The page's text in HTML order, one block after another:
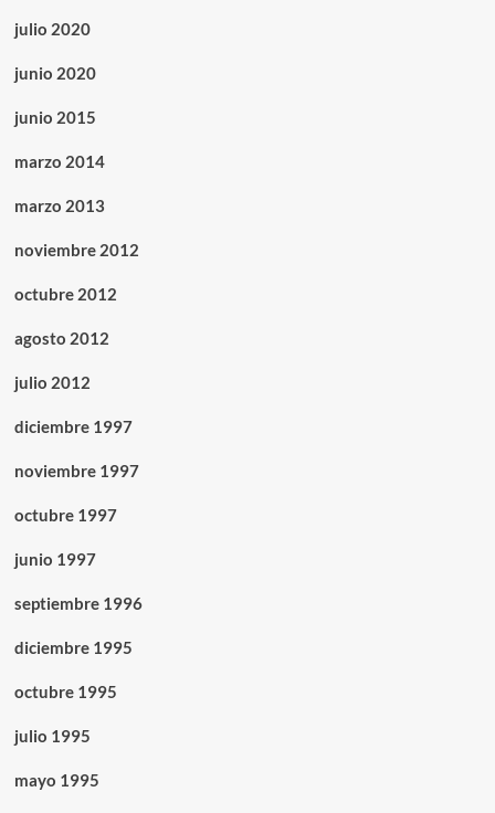
julio 2020
junio 2020
junio 2015
marzo 2014
marzo 2013
noviembre 2012
octubre 2012
agosto 2012
julio 2012
diciembre 1997
noviembre 1997
octubre 1997
junio 1997
septiembre 1996
diciembre 1995
octubre 1995
julio 1995
mayo 1995